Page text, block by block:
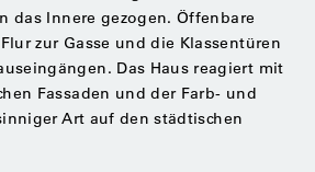
das Innere gezogen. Öffenbare
zur Gasse und die Klassentüren
Das Haus reagiert mit
Fassaden und der Farb- und
Art auf den städtischen